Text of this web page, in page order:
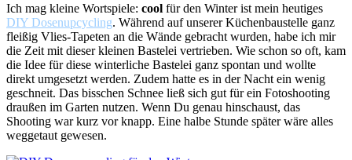
Ich mag kleine Wortspiele: cool für den Winter ist mein heutiges
DIY Dosenupcycling. Während auf unserer Küchenbaustelle ganz
fleißig Vlies-Tapeten an die Wände gebracht wurden, habe ich mir
die Zeit mit dieser kleinen Bastelei vertrieben. Wie schon so oft, kam
die Idee für diese winterliche Bastelei ganz spontan und wollte
direkt umgesetzt werden. Zudem hatte es in der Nacht ein wenig
geschneit. Das bisschen Schnee ließ sich gut für ein Fotoshooting
draußen im Garten nutzen. Wenn Du genau hinschaust, das
Shooting war kurz vor knapp. Eine halbe Stunde später wäre alles
weggetaut gewesen.